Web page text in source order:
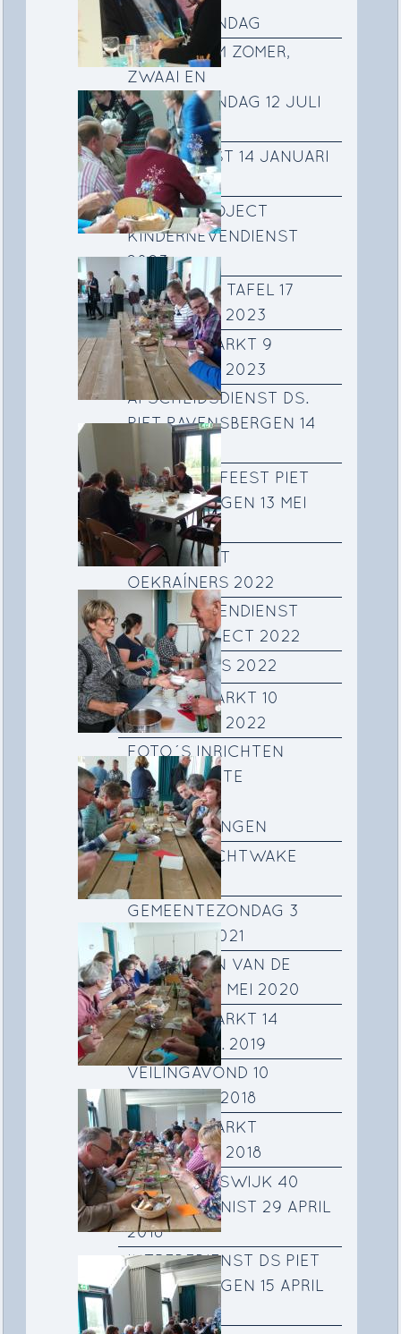
BEDANKZONDAG
FOTOALBUM ZOMER,
ZWAAI EN
BEDANKZONDAG 12 JULI
2026
DOOPDIENST 14 JANUARI
2024
ADVENTPROJECT
KINDERNEVENDIENST
2023
SAMEN AAN TAFEL 17
SEPTEMBER 2023
NAJAARSMARKT 9
SEPTEMBER 2023
AFSCHEIDSDIENST DS.
PIET RAVENSBERGEN 14
MEI 2023
AFSCHEIDSFEEST PIET
RAVENSBERGEN 13 MEI
2023
KERSTFEEST
OEKRAÍNERS 2022
KINDERNEVENDIENST
KERSTPROJECT 2022
PATMOS REIS 2022
NAJAARSMARKT 10
SEPTEMBER 2022
FOTO´S INRICHTEN
WOONRUIMTE
OEKRAÌNSE
VLUCHTELINGEN
FOTO'S NACHTWAKE
OEKRAÏNE
GEMEENTEZONDAG 3
OKTOBER 2021
SCHILDEREN VAN DE
SCHAKEL 12 MEI 2020
NAJAARSMARKT 14
SEPTEMBER. 2019
VEILINGAVOND 10
NOVEMBER 2018
NAJAARSMARKT
SEPTEMBER 2018
PETER KRUISWIJK 40
JAAR ORGANIST 29 APRIL
2018
INTREDEDIENST DS PIET
RAVENSBERGEN 15 APRIL
2018